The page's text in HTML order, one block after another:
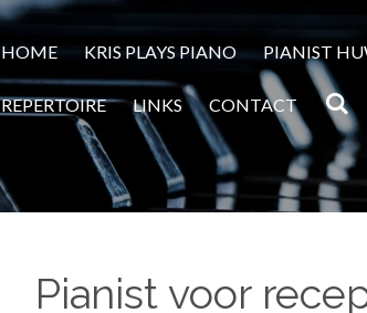
HOME KRIS PLAYS PIANO PIANIST
REPERTOIRE LINKS CONTACT
Pianist voor